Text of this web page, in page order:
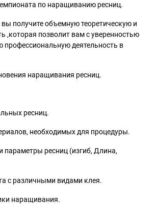
по наращиванию ресниц.
получите объемную теоретическую и
,которая позволит вам с уверенностью
профессиональную деятельность в
наращивания ресниц.
ресниц.
необходимых для процедуры.
параметры ресниц (изгиб, Длина,
с различными видами клея.
наращивания.